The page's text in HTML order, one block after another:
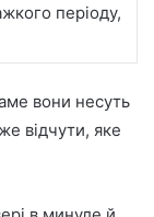
періоду,
вони несуть
відчути, яке